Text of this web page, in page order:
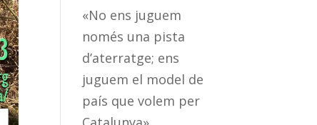
«No ens juguem
només una pista
d’aterratge; ens
juguem el model de
país que volem per